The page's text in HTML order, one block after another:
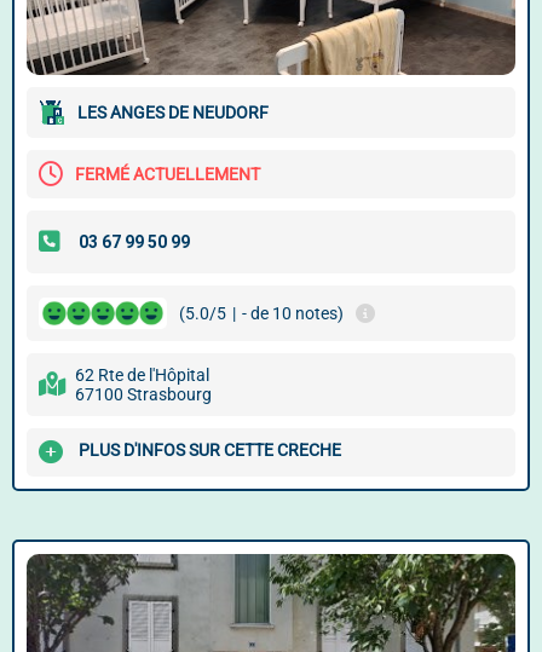
LES ANGES DE NEUDORF
FERMÉ ACTUELLEMENT
(5.0/5 | - de 10 notes)
62 Rte de l'Hôpital
67100 Strasbourg
PLUS D'INFOS SUR CETTE CRECHE